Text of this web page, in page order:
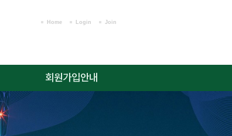
Home Login Join
회원가입안내
회원가입안내